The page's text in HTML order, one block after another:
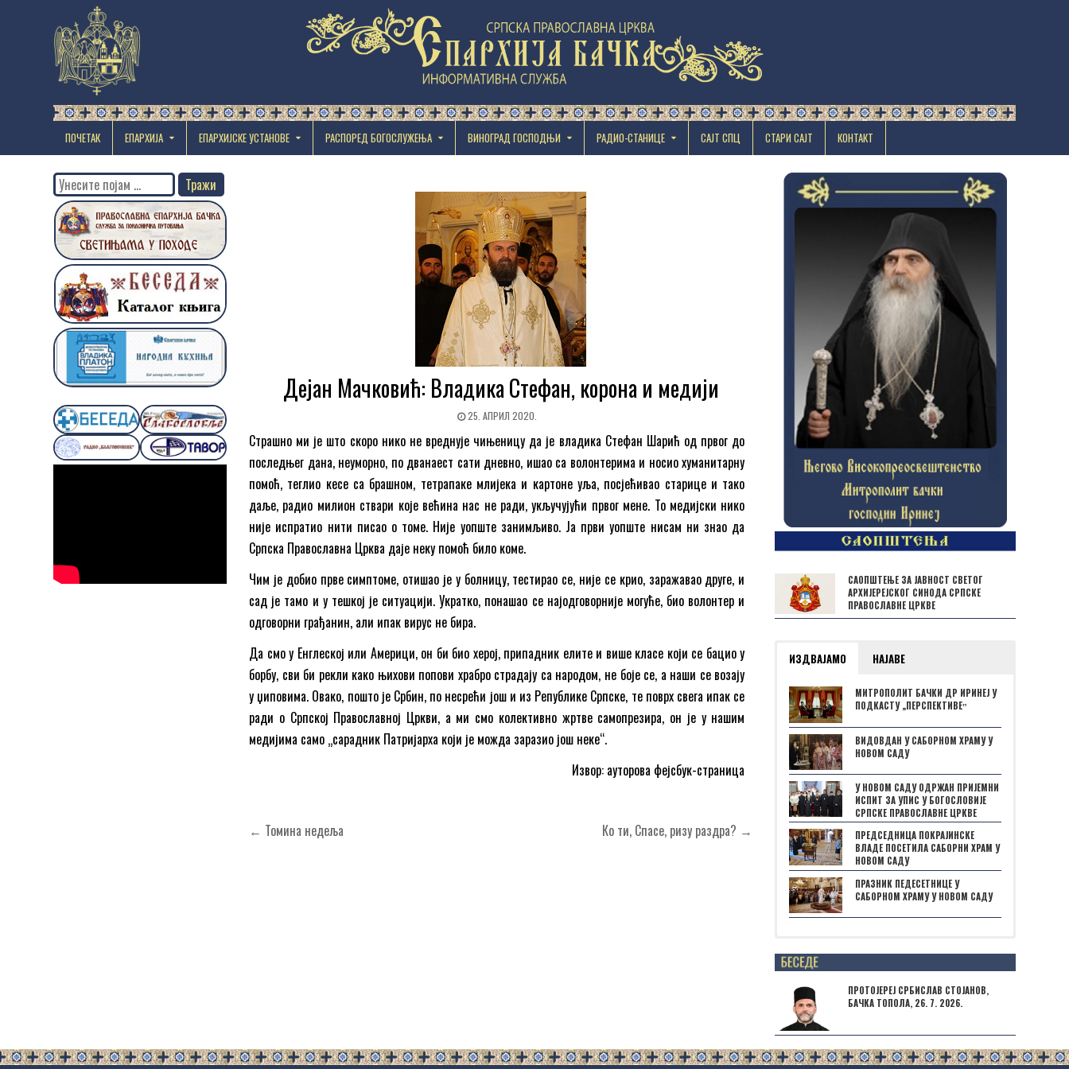
ПОЧЕТАК ЕПАРХИЈА EПАРХИЈСКЕ УСТАНОВЕ РАСПОРЕД БОГОСЛУЖЕЊА ВИНОГРАД ГОСПОДЊИ РАДИО-СТАНИЦЕ САЈТ СПЦ СТАРИ САЈТ КОНТАКТ
Дејан Мачковић: Владика Стефан, корона и медији
25. АПРИЛ 2020.
Страшно ми је што скоро нико не вреднује чињеницу да је владика Стефан Шарић од првог до
последњег дана, неуморно, по дванаест сати дневно, ишао са волонтерима и носио хуманитарну
помоћ, теглио кесе са брашном, тетрапаке млијека и картоне уља, посјећивао старице и тако
даље, радио милион ствари које већина нас не ради, укључујући првог мене. То медијски нико
није испратио нити писао о томе. Није уопште занимљиво. Ја први уопште нисам ни знао да
Српска Православна Црква даје неку помоћ било коме.
Чим је добио прве симптоме, отишао је у болницу, тестирао се, није се крио, заражавао друге, и
сад је тамо и у тешкој је ситуацији. Украткo, понашао се најодговорније могуће, био волонтер и
одговорни грађанин, али ипак вирус не бира.
Да смо у Енглеској или Америци, он би био херој, припадник елите и више класе који се бацио у
борбу, сви би рекли како њихови попови храбро страдају са народом, не боје се, а наши се возају
у џиповима. Овако, пошто је Србин, по несрећи још и из Републике Српске, те поврх свега ипак се
ради о Српској Православној Цркви, а ми смо колективно жртве самопрезира, он је у нашим
медијима само „сарадник Патријарха који је можда заразио још неке“.
Извор: ауторова фејсбук-страница
Кретање
← Томина недеља Ко ти, Спасе, ризу раздра? →
Search
for:
САОПШТЕЊЕ ЗА ЈАВНОСТ СВЕТОГ
АРХИЈЕРЕЈСКОГ СИНОДА СРПСКЕ
ПРАВОСЛАВНЕ ЦРКВЕ
ИЗДВАЈАМО НАЈАВЕ
МИТРОПОЛИТ БАЧКИ ДР ИРИНЕЈ У
ПОДКАСТУ „ПЕРСПЕКТИВЕˮ
ВИДОВДАН У САБОРНОМ ХРАМУ У
НОВОМ САДУ
У НОВОМ САДУ ОДРЖАН ПРИЈЕМНИ
ИСПИТ ЗА УПИС У БОГОСЛОВИЈЕ
СРПСКЕ ПРАВОСЛАВНЕ ЦРКВЕ
ПРЕДСЕДНИЦА ПОКРАЈИНСКЕ
ВЛАДЕ ПОСЕТИЛА САБОРНИ ХРАМ У
НОВОМ САДУ
ПРАЗНИК ПЕДЕСЕТНИЦЕ У
САБОРНОМ ХРАМУ У НОВОМ САДУ
Posts not found
ПРОТОЈЕРЕЈ СРБИСЛАВ СТОЈАНОВ,
БАЧКА ТОПОЛА, 26. 7. 2026.